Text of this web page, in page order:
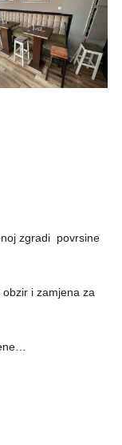
zgradi povrsine
i zamjena za